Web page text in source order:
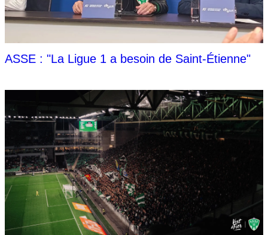
ASSE : "La Ligue 1 a besoin de Saint-Étienne"